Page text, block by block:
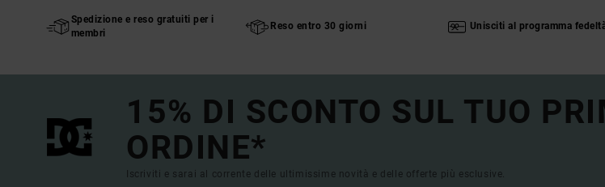
Spedizione e reso gratuiti per i
membri
Reso entro 30 giorni Unisciti al programma
15% DI SCONTO SUL TUO
ORDINE*
Iscriviti e sarai al corrente delle ultimissime novità e delle offerte più esclusive.